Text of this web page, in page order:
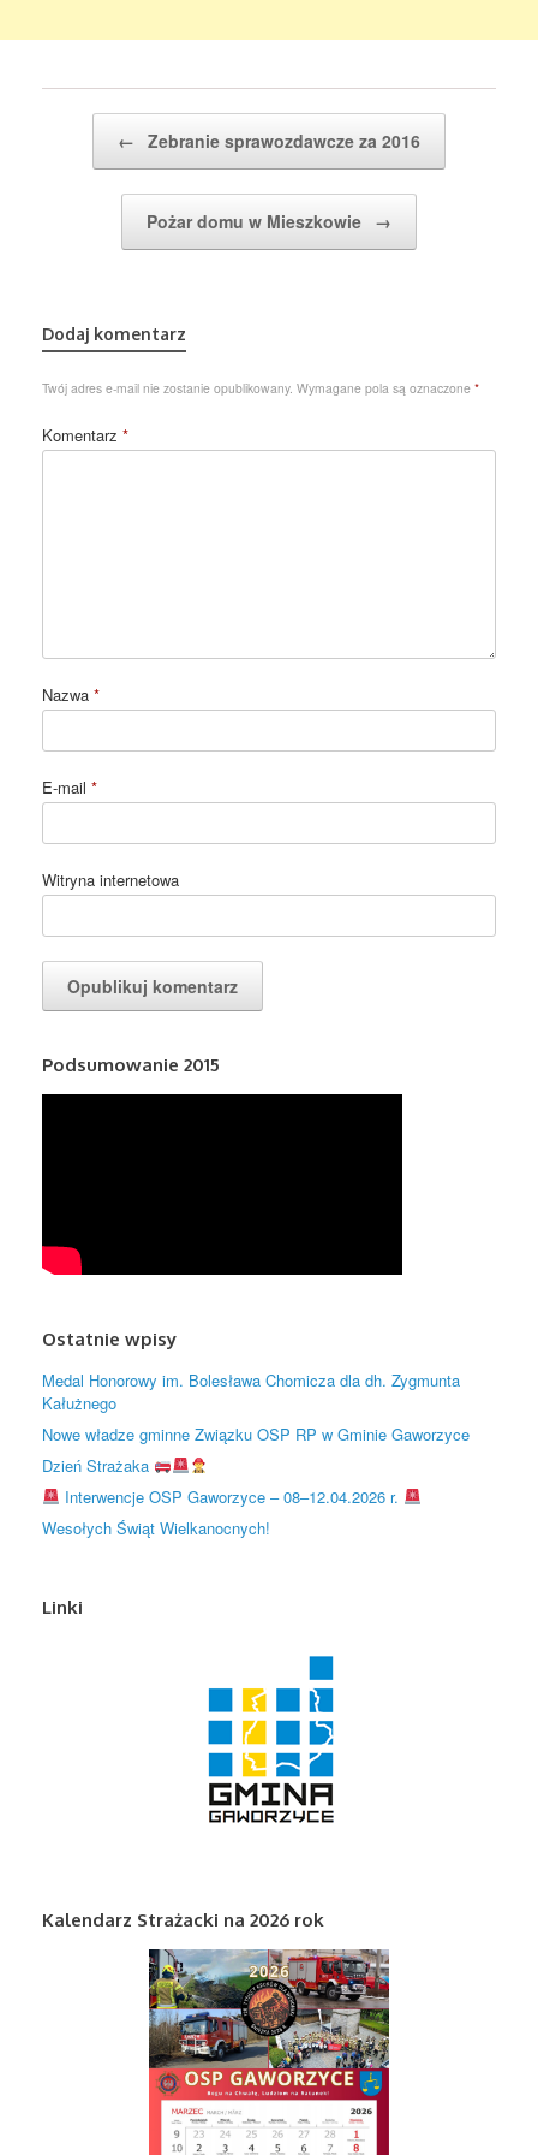
← Zebranie sprawozdawcze za 2016
Pożar domu w Mieszkowie →
Dodaj komentarz
Twój adres e-mail nie zostanie opublikowany. Wymagane pola są oznaczone *
Komentarz *
Nazwa *
E-mail *
Witryna internetowa
Podsumowanie 2015
Ostatnie wpisy
Medal Honorowy im. Bolesława Chomicza dla dh. Zygmunta
Kałużnego
Nowe władze gminne Związku OSP RP w Gminie Gaworzyce
Dzień Strażaka
Interwencje OSP Gaworzyce – 08–12.04.2026 r.
Wesołych Świąt Wielkanocnych!
Linki
Kalendarz Strażacki na 2026 rok